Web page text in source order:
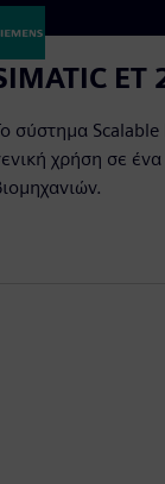
ET
σύστημα Scalable
χρήση σε